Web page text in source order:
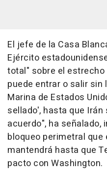
El jefe de la Casa
Ejército
total" sobre el
puede entrar o salir sin
Marina de Estados
sellado', hasta que
acuerdo", ha señalado,
bloqueo perimetral
mantendrá hasta que
pacto con Washington.